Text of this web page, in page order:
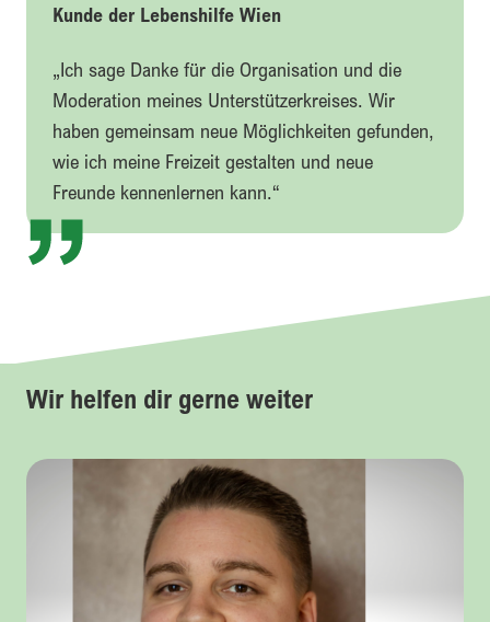
Kunde der Lebenshilfe Wien
„Ich sage Danke für die Organisation und die
Moderation meines Unterstützerkreises. Wir
haben gemeinsam neue Möglichkeiten gefunden,
wie ich meine Freizeit gestalten und neue
Freunde kennenlernen kann.“
Wir helfen dir gerne weiter